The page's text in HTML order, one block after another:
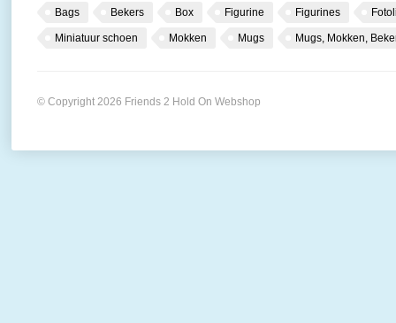
Bags Bekers Box Figurine Figurines
Miniatuur schoen Mokken Mugs Mugs, Mokken,
© Copyright 2026 Friends 2 Hold On Webshop